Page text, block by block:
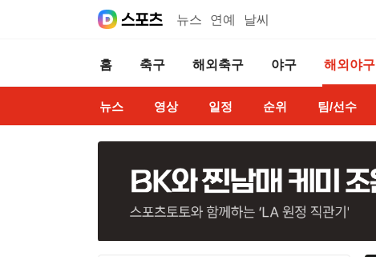
뉴스 연예 날씨
홈 축구 해외축구 야구 해외야구
뉴스 영상 일정 순위 팀/선수